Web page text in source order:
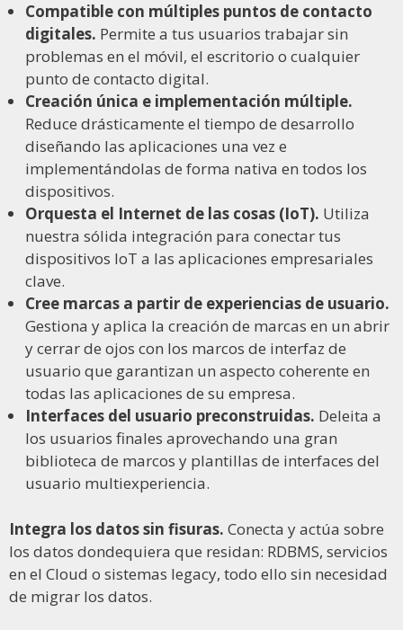
Compatible con múltiples puntos de contacto
digitales. Permite a tus usuarios trabajar sin
problemas en el móvil, el escritorio o cualquier
punto de contacto digital.
Creación única e implementación múltiple.
Reduce drásticamente el tiempo de desarrollo
diseñando las aplicaciones una vez e
implementándolas de forma nativa en todos los
dispositivos.
Orquesta el Internet de las cosas (IoT). Utiliza
nuestra sólida integración para conectar tus
dispositivos IoT a las aplicaciones empresariales
clave.
Cree marcas a partir de experiencias de usuario.
Gestiona y aplica la creación de marcas en un abrir
y cerrar de ojos con los marcos de interfaz de
usuario que garantizan un aspecto coherente en
todas las aplicaciones de su empresa.
Interfaces del usuario preconstruidas. Deleita a
los usuarios finales aprovechando una gran
biblioteca de marcos y plantillas de interfaces del
usuario multiexperiencia.
Integra los datos sin fisuras. Conecta y actúa sobre
los datos dondequiera que residan: RDBMS, servicios
en el Cloud o sistemas legacy, todo ello sin necesidad
de migrar los datos.